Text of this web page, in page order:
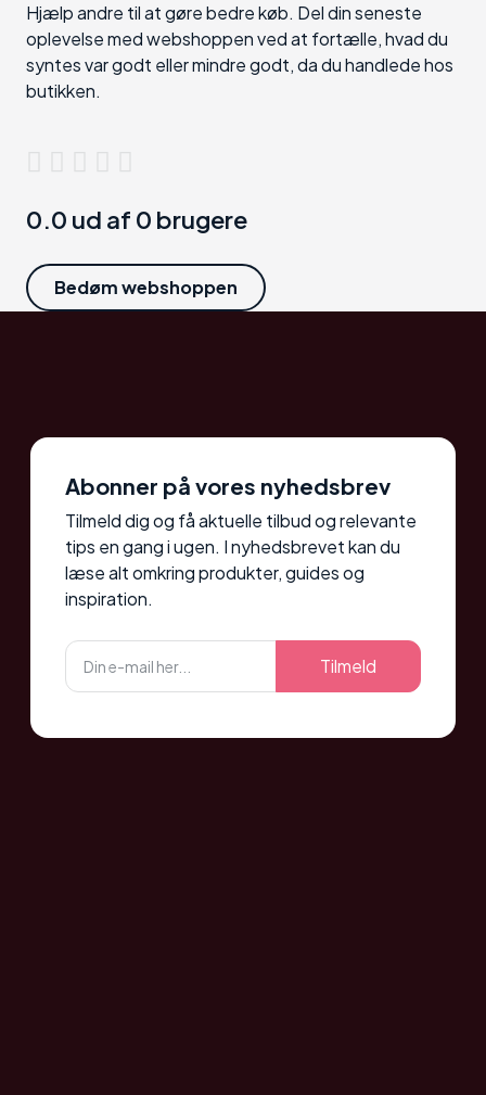
Hjælp andre til at gøre bedre køb. Del din seneste
oplevelse med webshoppen ved at fortælle, hvad du
syntes var godt eller mindre godt, da du handlede hos
butikken.
0.0 ud af 0 brugere
Bedøm webshoppen
Abonner på vores nyhedsbrev
Tilmeld dig og få aktuelle tilbud og relevante
tips en gang i ugen. I nyhedsbrevet kan du
læse alt omkring produkter, guides og
inspiration.
Tilmeld